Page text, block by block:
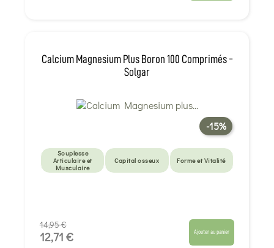
Calcium Magnesium Plus Boron 100 Comprimés -
Solgar
-15%
Souplesse
Articulaire et
Musculaire
Capital osseux Forme et Vitalité
14,95 €
12,71 € Ajouter au panier